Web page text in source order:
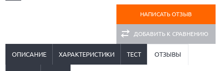
НАПИСАТЬ ОТЗЫВ
ДОБАВИТЬ К СРАВНЕНИЮ
ОПИСАНИЕ ХАРАКТЕРИСТИКИ ТЕСТ ОТЗЫВЫ